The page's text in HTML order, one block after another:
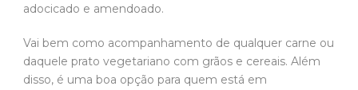
adocicado e amendoado.
Vai bem como acompanhamento de qualquer carne ou
daquele prato vegetariano com grãos e cereais. Além
disso, é uma boa opção para quem está em